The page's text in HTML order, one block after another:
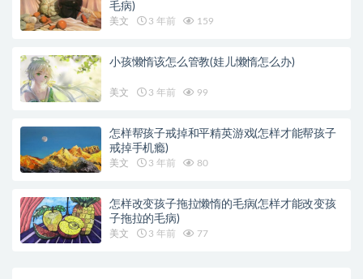
毛病)
美文 3 年前 159
小孩懒惰该怎么管教(娃儿懒惰怎么办)
美文 3 年前 99
怎样帮孩子戒掉和平精英游戏(怎样才能帮孩子
戒掉手机瘾)
美文 3 年前 80
怎样改变孩子拖拉懒惰的毛病(怎样才能改变孩
子拖拉的毛病)
美文 3 年前 77